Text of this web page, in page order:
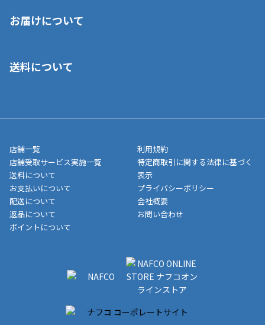
いいただくことはできません。ご了承ください。
■代金引換(代引)※手数料がかかります
■商品によっては一部決済方法が使用できない場合がございま
す。
お届けについて
ご注文が確認出来次第、1～4営業日に発送いたします。「お取り
業日にてお引渡しとなります。(離島などの場合、例外もあります)
メーカー直送品など一部商品については、その他商品との購入に
制限がかかる場合がございます。また発送日についても、通常と
異なる場合がございます。対象商品の説明ページをご確認くださ
い。
■店舗受取をご選択いただいた場合
ご注文が確認出来次第、お受取される店舗在庫を使用してご準備
をさせていただきます。店舗に在庫がない場合は店舗よりお取り
いただく場合がございます。店舗準備でのお渡しとなる為、商品
のみの受け渡しとなります。（箱や納品書は付属しておりませ
ん）店舗で準備が出来次第、メールにてご連絡させていただきま
送料について
店舗一覧
店舗受取サービス実施一覧
送料について
お支払いについて
配送について
返品について
ポイントについて
利用規約
特定商取引に関する法律に基づく
表示
プライバシーポリシー
会社概要
お問い合わせ